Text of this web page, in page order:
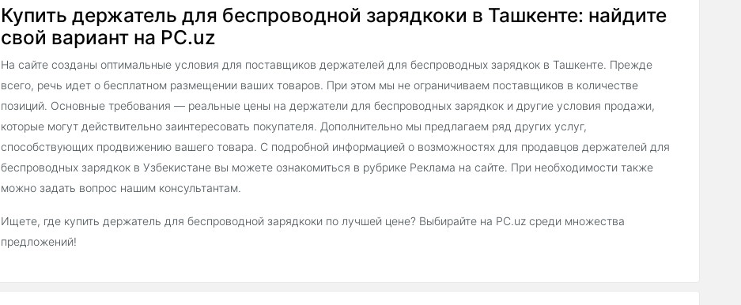
Купить держатель для беспроводной зарядкоки в Ташкенте: найдите
свой вариант на PC.uz
На сайте созданы оптимальные условия для поставщиков держателей для беспроводных зарядкок в Ташкенте. Прежде
всего, речь идет о бесплатном размещении ваших товаров. При этом мы не ограничиваем поставщиков в количестве
позиций. Основные требования — реальные цены на держатели для беспроводных зарядкок и другие условия продажи,
которые могут действительно заинтересовать покупателя. Дополнительно мы предлагаем ряд других услуг,
способствующих продвижению вашего товара. С подробной информацией о возможностях для продавцов держателей для
беспроводных зарядкок в Узбекистане вы можете ознакомиться в рубрике Реклама на сайте. При необходимости также
можно задать вопрос нашим консультантам.
Ищете, где купить держатель для беспроводной зарядкоки по лучшей цене? Выбирайте на PC.uz среди множества
предложений!